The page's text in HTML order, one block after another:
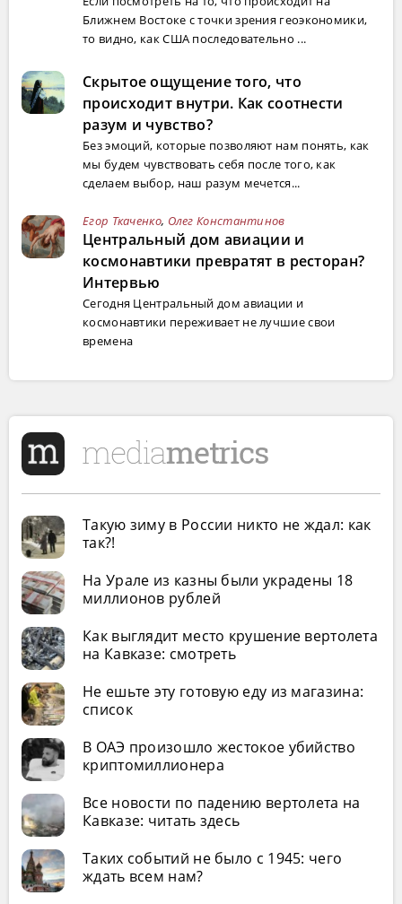
Ближнем Востоке с точки зрения геоэкономики,
то видно, как США последовательно ...
Скрытое ощущение того, что
происходит внутри. Как соотнести
разум и чувство?
Без эмоций, которые позволяют нам понять, как
мы будем чувствовать себя после того, как
сделаем выбор, наш разум мечется...
Егор Ткаченко, Олег Константинов
Центральный дом авиации и
космонавтики превратят в ресторан?
Интервью
Сегодня Центральный дом авиации и
космонавтики переживает не лучшие свои
времена
Такую зиму в России никто не ждал: как
так?!
На Урале из казны были украдены 18
миллионов рублей
Как выглядит место крушение вертолета
на Кавказе: смотреть
Не ешьте эту готовую еду из магазина:
список
В ОАЭ произошло жестокое убийство
криптомиллионера
Все новости по падению вертолета на
Кавказе: читать здесь
Таких событий не было с 1945: чего
ждать всем нам?